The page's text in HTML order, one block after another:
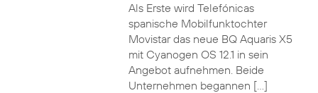
Als Erste wird Telefónicas
spanische Mobilfunktochter
Movistar das neue BQ Aquaris X5
mit Cyanogen OS 12.1 in sein
Angebot aufnehmen. Beide
Unternehmen begannen […]